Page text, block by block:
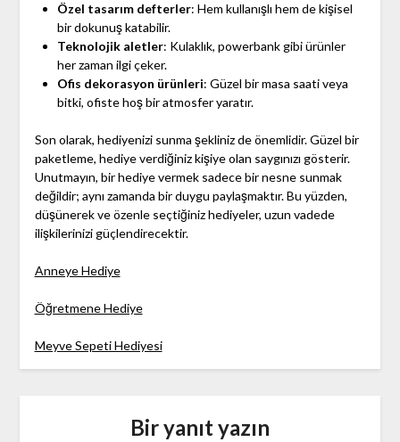
Özel tasarım defterler: Hem kullanışlı hem de kişisel
bir dokunuş katabilir.
Teknolojik aletler: Kulaklık, powerbank gibi ürünler
her zaman ilgi çeker.
Ofis dekorasyon ürünleri: Güzel bir masa saati veya
bitki, ofiste hoş bir atmosfer yaratır.
Son olarak, hediyenizi sunma şekliniz de önemlidir. Güzel bir
paketleme, hediye verdiğiniz kişiye olan saygınızı gösterir.
Unutmayın, bir hediye vermek sadece bir nesne sunmak
değildir; aynı zamanda bir duygu paylaşmaktır. Bu yüzden,
düşünerek ve özenle seçtiğiniz hediyeler, uzun vadede
ilişkilerinizi güçlendirecektir.
Anneye Hediye
Öğretmene Hediye
Meyve Sepeti Hediyesi
Bir yanıt yazın